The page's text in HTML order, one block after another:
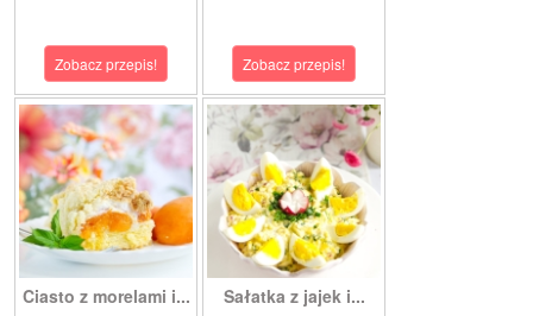
Zobacz przepis! Zobacz przepis!
Ciasto z morelami i... Sałatka z jajek i...